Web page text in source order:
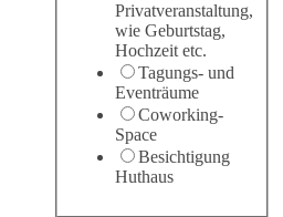
Privatveranstaltung,
wie Geburtstag,
Hochzeit etc.
Tagungs- und
Eventräume
Coworking-
Space
Besichtigung
Huthaus